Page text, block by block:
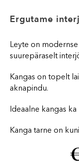
Ergutame
Leyte on
suurepäraselt
Kangas on topelt
aknapindu.
Ideaalne kangas
Kanga tarne on